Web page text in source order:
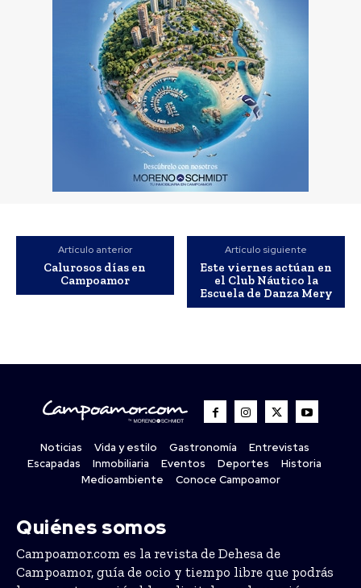
Artículo anterior
Calurosos días en
Campoamor
Artículo siguiente
Este viernes actúan en
el Club Náutico la
Escuela de Danza Mery
Noticias Vida y estilo Gastronomía
Entrevistas
Escapadas
Inmobiliaria Eventos Deportes
Historia
Medioambiente
Conoce Campoamor
Quiénes somos
Campoamor.com es la revista de Dehesa de
Campoamor, guía de ocio y tiempo libre que podrás